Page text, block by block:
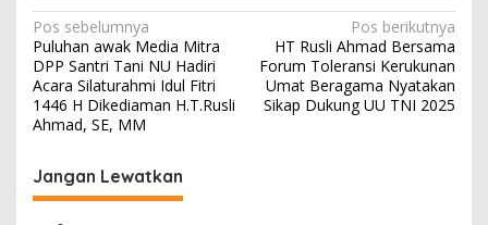
N
a
v
i
a
Pos sebelumnya
Puluhan awak Media Mitra
DPP Santri Tani NU Hadiri
Acara Silaturahmi Idul Fitri
1446 H Dikediaman H.T.Rusli
Ahmad, SE, MM
Pos berikutnya
HT Rusli Ahmad Bersama
Forum Toleransi Kerukunan
Umat Beragama Nyatakan
Sikap Dukung UU TNI 2025
Jangan Lewatkan